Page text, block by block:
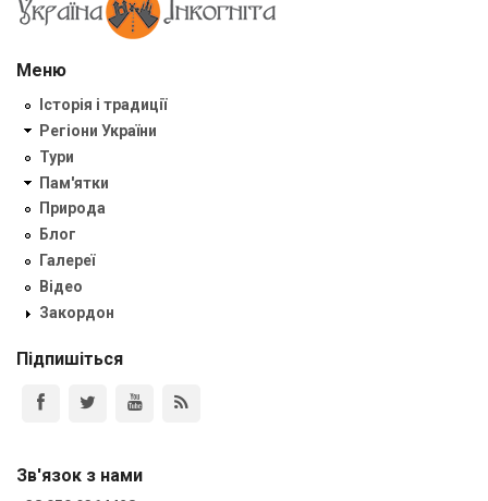
Меню
Історія і традиції
Регіони України
Тури
Пам'ятки
Природа
Блог
Галереї
Відео
Закордон
Підпишіться
Зв'язок з нами